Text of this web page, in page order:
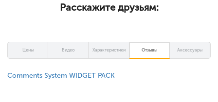
Расскажите друзьям:
Цены Видео Характеристики Отзывы Аксессуары
Comments System WIDGET PACK